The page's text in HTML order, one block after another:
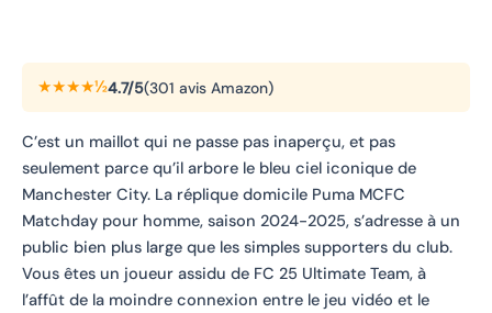
★★★★½4.7/5(301 avis Amazon)
C’est un maillot qui ne passe pas inaperçu, et pas
seulement parce qu’il arbore le bleu ciel iconique de
Manchester City. La réplique domicile Puma MCFC
Matchday pour homme, saison 2024-2025, s’adresse à un
public bien plus large que les simples supporters du club.
Vous êtes un joueur assidu de FC 25 Ultimate Team, à
l’affût de la moindre connexion entre le jeu vidéo et le